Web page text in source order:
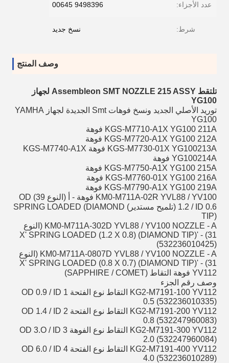
عدد الأجزاء: 9498396 00645
شرط: نسخ جديد
وصف المنتج
تلتقط Assembleon SMT NOZZLE 215 ASSY لجهاز
YG100
توريد الأصلي الجديد ونسخ فوهات Smt الجديدة لجهاز YAMHA
YG100
KGS-M7710-A1X YG100 211A فوهة
KGS-M7720-A1X YG100 212A فوهة
KGS-M7730-01X YG100213A فوهة KGS-M7740-A1X
YG100214A فوهة
KGS-M7750-A1X YG100 215A فوهة
KGS-M7760-01X YG100 216A فوهة
KGS-M7790-A1X YG100 219A فوهة
KM0-M711A-02R YVL88 / YV100 فوهة - أ (النوع 39) OD
1.2 / ID 0.6 (تلميح مستدير) SPRING LOADED (DIAMOND
TIP)
KM0-M711A-302D YVL88 / YV100 NOZZLE - A (النوع
31) - 'X' SPRING LOADED (1.2 X 0.8) (DIAMOND TIP)
(532236010425)
KM0-M711A-0807D YVL88 / YV100 NOZZLE - A (النوع
31) - 'X' SPRING LOADED (0.8 X 0.7) (DIAMOND TIP)
YV112 فوهة التقاط (SAPPHIRE / COMET)
وصف رقم الجزء
KG2-M7191-100 YV112 التقاط نوع الفتحة 1 OD 0.9 / ID
0.5 (532236010335)
KG2-M7191-200 YV112 التقاط نوع الفتحة 2 OD 1.4 / ID
0.8 (532247960083)
KG2-M7191-300 YV112 التقاط نوع الفوهة 3 OD 3.O / ID
2.0 (532247960084)
KG2-M7191-400 YV112 التقاط نوع الفتحة 4 OD 6.0 / ID
4.0 (532236010289)